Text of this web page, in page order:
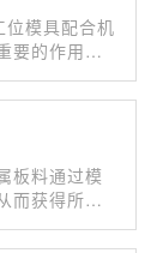
模具配合机
要的作用。
板料通过模
而获得所需